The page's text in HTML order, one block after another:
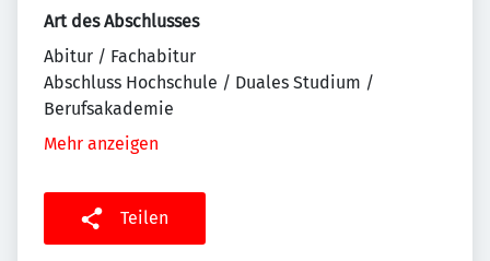
Art des Abschlusses
Abitur / Fachabitur
Abschluss Hochschule / Duales Studium /
Berufsakademie
Mehr anzeigen
Teilen